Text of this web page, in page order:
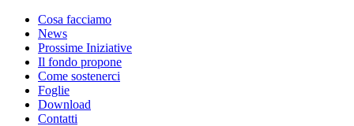
Cosa facciamo
News
Prossime Iniziative
Il fondo propone
Come sostenerci
Foglie
Download
Contatti